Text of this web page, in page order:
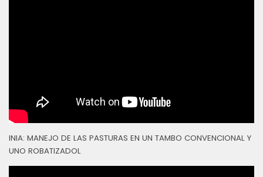
INIA: MANEJO DE LAS PASTURAS EN UN TAMBO CONVENCIONAL Y
UNO ROBATIZADOL